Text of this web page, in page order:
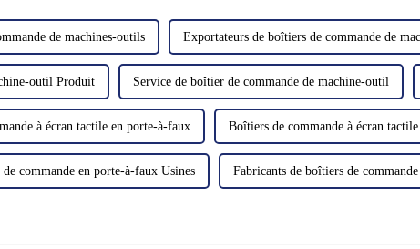
de machines-outils Exportateurs de boîtiers de commande de
outil Produit Service de boîtier de commande de machine-outil
à écran tactile en porte-à-faux Boîtiers de commande à écran
commande en porte-à-faux Usines Fabricants de boîtiers de